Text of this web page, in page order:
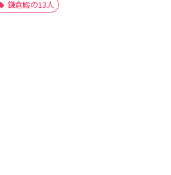
鎌倉殿の13人